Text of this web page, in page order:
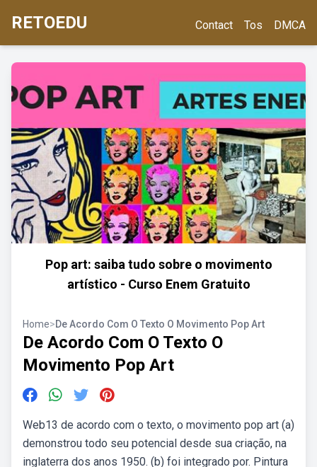
RETOEDU Contact Tos DMCA
Pop art: saiba tudo sobre o movimento
artístico - Curso Enem Gratuito
Home>De Acordo Com O Texto O Movimento Pop Art
De Acordo Com O Texto O
Movimento Pop Art
Web13 de acordo com o texto, o movimento pop art (a)
demonstrou todo seu potencial desde sua criação, na
inglaterra dos anos 1950. (b) foi integrado por. Pintura